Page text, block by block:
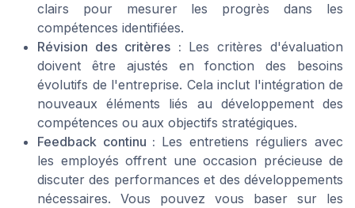
clairs pour mesurer les progrès dans les
compétences identifiées.
Révision des critères : Les critères d'évaluation
doivent être ajustés en fonction des besoins
évolutifs de l'entreprise. Cela inclut l'intégration de
nouveaux éléments liés au développement des
compétences ou aux objectifs stratégiques.
Feedback continu : Les entretiens réguliers avec
les employés offrent une occasion précieuse de
discuter des performances et des développements
nécessaires. Vous pouvez vous baser sur les